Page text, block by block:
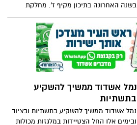
בשנה האחרונה בתיכון מקיף ז'. מחלקת
הרווחה בעירייה והנהלת בית הספר הקימו
כיתת לימוד לגמלאים
נמל אשדוד ממשיך להשקיע
בתשתיות
נמל אשדוד ממשיך להשקיע בתשתיות ובציוד
ובימים אלו החל הצטיידות במלגזות מכולות